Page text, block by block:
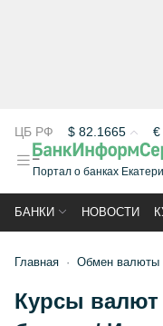
Портал о банках
ЦБ РФ $ 82.1665 €
БАНКИ НОВОСТИ
Главная Обмен валюты
Курсы валют